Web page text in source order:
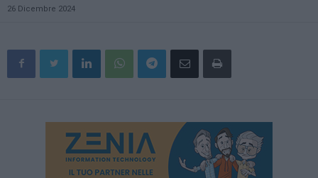
26 Dicembre 2024